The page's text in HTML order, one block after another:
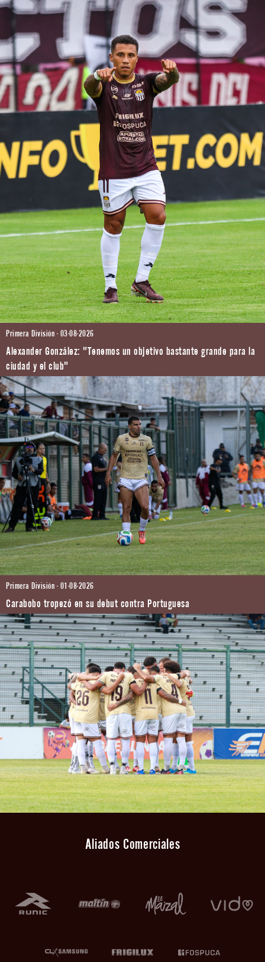
Primera División - 03-08-2026
Alexander González: "Tenemos un objetivo bastante grande para la
ciudad y el club"
Primera División - 01-08-2026
Carabobo tropezó en su debut contra Portuguesa
Aliados Comerciales